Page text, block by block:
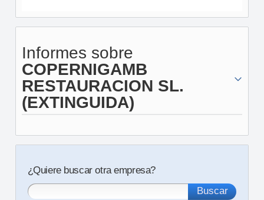
Informes sobre
COPERNIGAMB
RESTAURACION SL.
(EXTINGUIDA)
¿Quiere buscar otra empresa?